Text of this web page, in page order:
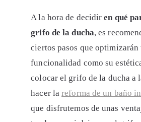
A la hora de decidiren qué
grifo de la ducha, es
ciertos pasos que optimizarán
funcionalidad como su
colocar el grifo de la ducha a
hacer lareforma de un baño
que disfrutemos de unas